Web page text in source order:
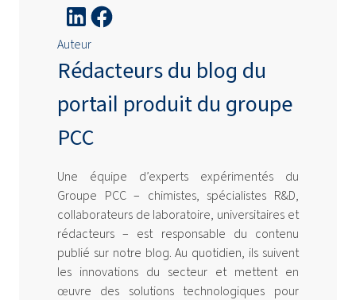
Auteur
Rédacteurs du blog du
portail produit du groupe
PCC
Une équipe d’experts expérimentés du
Groupe PCC – chimistes, spécialistes R&D,
collaborateurs de laboratoire, universitaires et
rédacteurs – est responsable du contenu
publié sur notre blog. Au quotidien, ils suivent
les innovations du secteur et mettent en
œuvre des solutions technologiques pour